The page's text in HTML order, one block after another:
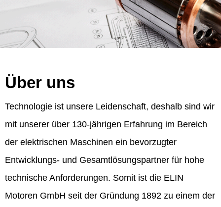
Über uns
Technologie ist unsere Leidenschaft, deshalb sind wir
mit unserer über 130-jährigen Erfahrung im Bereich
der elektrischen Maschinen ein bevorzugter
Entwicklungs- und Gesamtlösungspartner für hohe
technische Anforderungen. Somit ist die ELIN
Motoren GmbH seit der Gründung 1892 zu einem der